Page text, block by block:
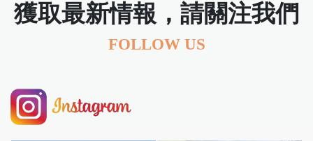
獲取最新情報，請關注我們
FOLLOW US